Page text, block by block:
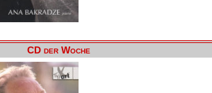
CD der Woche